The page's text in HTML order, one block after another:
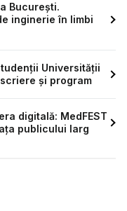
București.
inginerie în limbi
Universității
și program
digitală: MedFEST
publicului larg